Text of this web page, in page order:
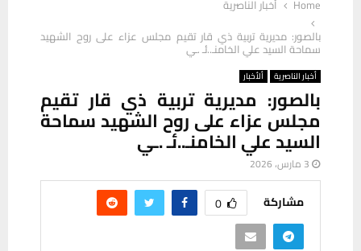
Home
أخبار الناصرية
بالصور: مديرية تربية ذي قار تقيم مجلس عزاء على روح الشهيد
سماحة السيد علي الخامنـ..ئـ .ـي
أخبار الناصرية ألأخبار
بالصور: مديرية تربية ذي قار تقيم
مجلس عزاء على روح الشهيد سماحة
السيد علي الخامنـ..ئـ .ـي
3 مارس، 2026
مشاركة 0